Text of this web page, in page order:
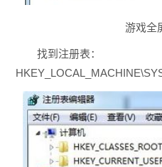
游戏全
找到注册表：